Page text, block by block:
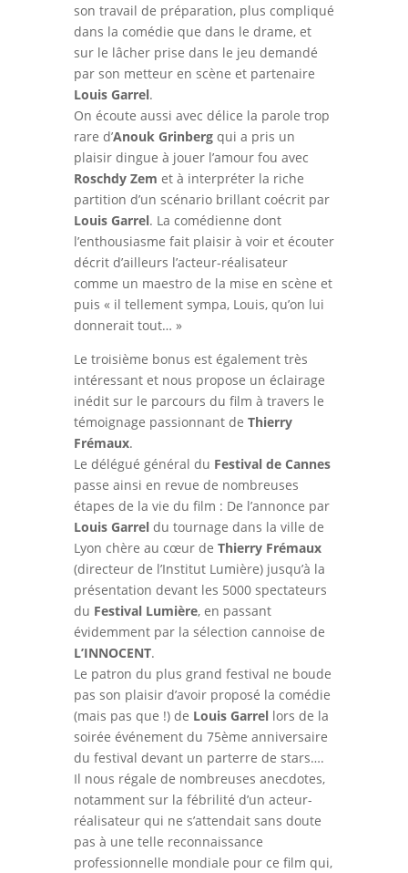
son travail de préparation, plus compliqué
dans la comédie que dans le drame, et
sur le lâcher prise dans le jeu demandé
par son metteur en scène et partenaire
Louis Garrel.
On écoute aussi avec délice la parole trop
rare d’Anouk Grinbergqui a pris un
plaisir dingue à jouer l’amour fou avec
Roschdy Zem et à interpréter la riche
partition d’un scénario brillant coécrit par
Louis Garrel. La comédienne dont
l’enthousiasme fait plaisir à voir et écouter
décrit d’ailleurs l’acteur-réalisateur
comme un maestro de la mise en scène et
puis « il tellement sympa, Louis, qu’on lui
donnerait tout… »
Le troisième bonus est également très
intéressant et nous propose un éclairage
inédit sur le parcours du film à travers le
témoignage passionnant de Thierry
Frémaux.
Le délégué général du Festival de Cannes
passe ainsi en revue de nombreuses
étapes de la vie du film : De l’annonce par
Louis Garreldu tournage dans la ville de
Lyon chère au cœur de Thierry Frémaux
(directeur de l’Institut Lumière) jusqu’à la
présentation devant les 5000 spectateurs
du Festival Lumière, en passant
évidemment par la sélection cannoise de
L’INNOCENT.
Le patron du plus grand festival ne boude
pas son plaisir d’avoir proposé la comédie
(mais pas que !) de Louis Garrellors de la
soirée événement du 75ème anniversaire
du festival devant un parterre de stars….
Il nous régale de nombreuses anecdotes,
notamment sur la fébrilité d’un acteur-
réalisateur qui ne s’attendait sans doute
pas à une telle reconnaissance
professionnelle mondiale pour ce film qui,